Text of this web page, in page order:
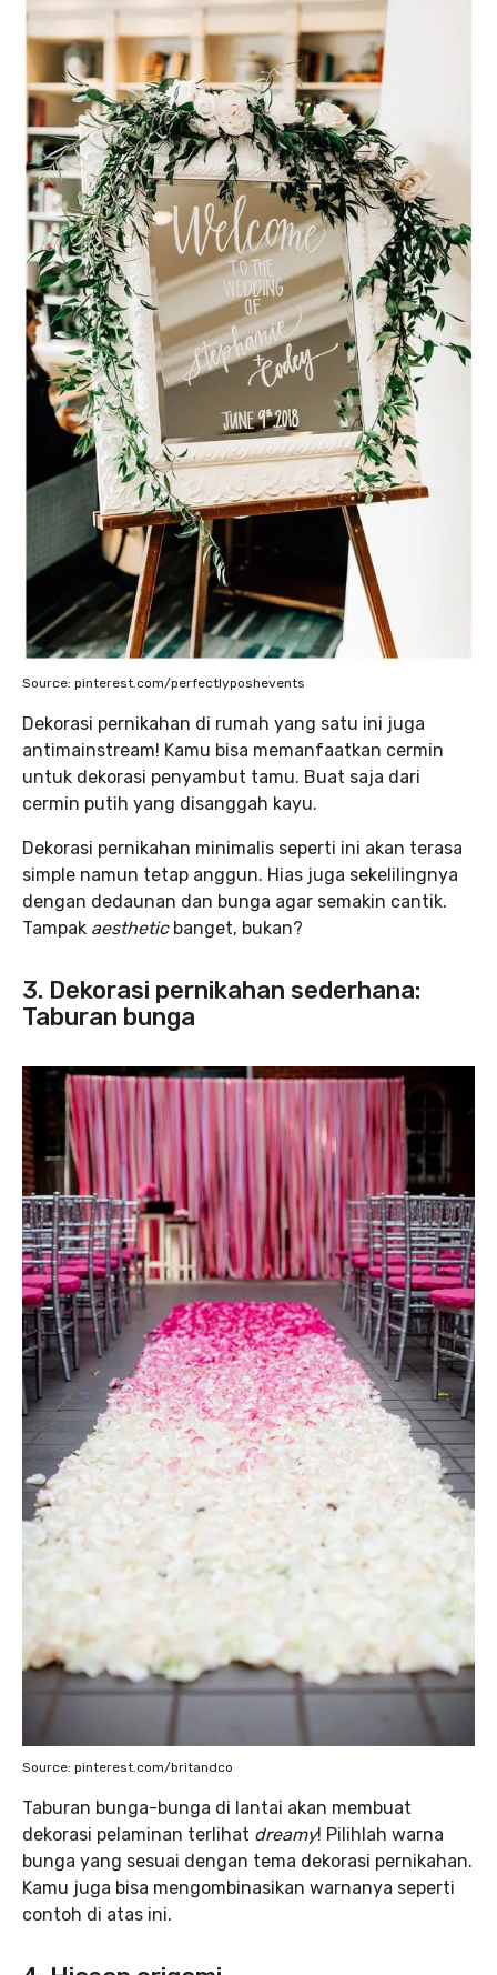
Source: pinterest.com/perfectlyposhevents
Dekorasi pernikahan di rumah yang satu ini juga
antimainstream! Kamu bisa memanfaatkan cermin
untuk dekorasi penyambut tamu. Buat saja dari
cermin putih yang disanggah kayu.
Dekorasi pernikahan minimalis seperti ini akan terasa
simple namun tetap anggun. Hias juga sekelilingnya
dengan dedaunan dan bunga agar semakin cantik.
Tampak aestheticbanget, bukan?
3. Dekorasi pernikahan sederhana:
Taburan bunga
Source: pinterest.com/britandco
Taburan bunga-bunga di lantai akan membuat
dekorasi pelaminan terlihat dreamy! Pilihlah warna
bunga yang sesuai dengan tema dekorasi pernikahan.
Kamu juga bisa mengombinasikan warnanya seperti
contoh di atas ini.